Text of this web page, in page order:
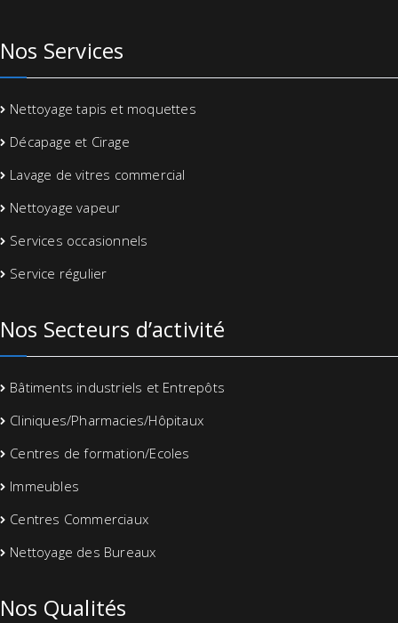
Nos Services
Nettoyage tapis et moquettes
Décapage et Cirage
Lavage de vitres commercial
Nettoyage vapeur
Services occasionnels
Service régulier
Nos Secteurs d’activité
Bâtiments industriels et Entrepôts
Cliniques/Pharmacies/Hôpitaux
Centres de formation/Ecoles
Immeubles
Centres Commerciaux
Nettoyage des Bureaux
Nos Qualités